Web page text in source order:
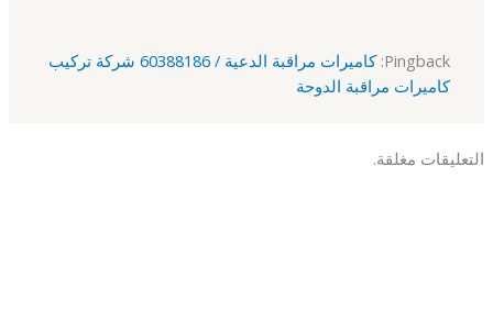
Pingback:
كاميرات مراقبة الدعية / 60388186 شركة تركيب
كاميرات مراقبة الدوحة
التعليقات مغلقة.